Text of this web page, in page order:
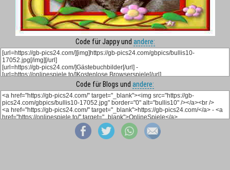
Code für Jappy und andere:
Code für Blogs und andere: